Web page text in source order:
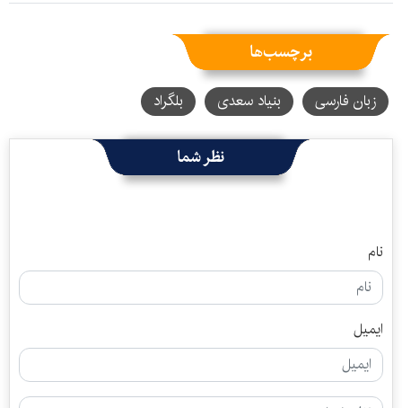
برچسب‌ها
زبان فارسی بنیاد سعدی بلگراد
نظر شما
نام
ایمیل